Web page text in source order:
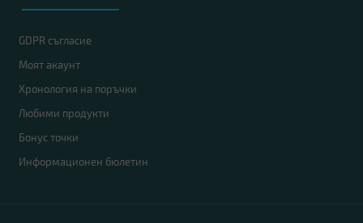
GDPR съгласие
Моят акаунт
Хронология на поръчки
Любими продукти
Бонус точки
Информационен бюлетин